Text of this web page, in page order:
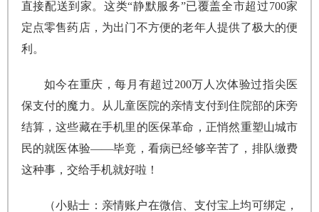
直接配送到家。这类“静默服务”已覆盖全市超过700家
定点零售药店，为出门不方便的老年人提供了极大的便
利。
如今在重庆，每月有超过200万人次体验过指尖医
保支付的魔力。从儿童医院的亲情支付到住院部的床旁
结算，这些藏在手机里的医保革命，正悄然重塑山城市
民的就医体验——毕竟，看病已经够辛苦了，排队缴费
这种事，交给手机就好啦！
（小贴士：亲情账户在微信、支付宝上均可绑定，